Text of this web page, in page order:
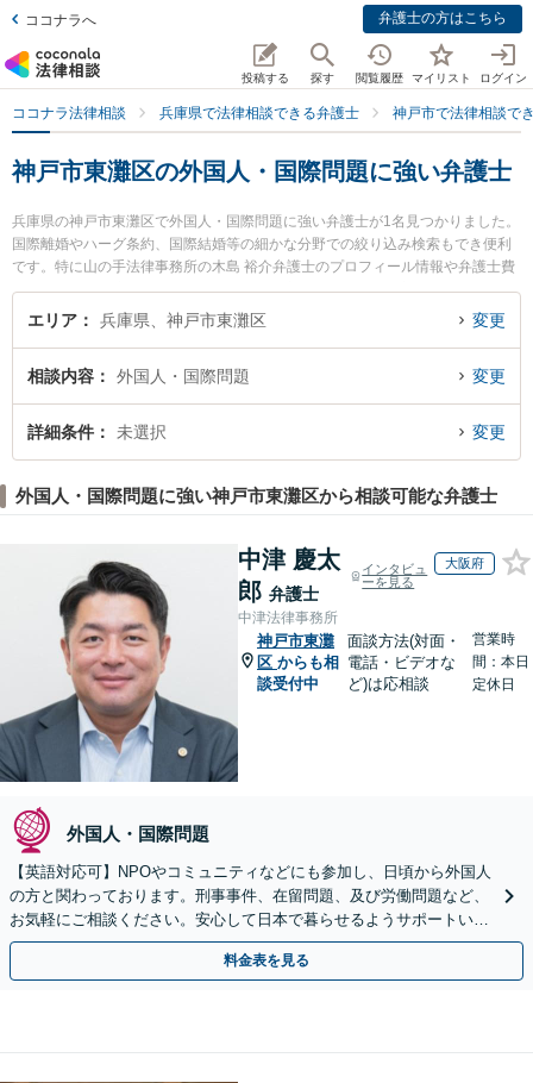
ココナラへ 弁護士の方はこちら
投稿する 探す 閲覧履歴 マイリスト ログイン
ココナラ法律相談 兵庫県で法律相談できる弁護士 神戸市で法律相談で
神戸市東灘区の外国人・国際問題に強い弁護士
兵庫県の神戸市東灘区で外国人・国際問題に強い弁護士が1名見つかりました。
国際離婚やハーグ条約、国際結婚等の細かな分野での絞り込み検索もでき便利
です。特に山の手法律事務所の木島 裕介弁護士のプロフィール情報や弁護士費
用、強みなどが注目されています。『神戸市東灘区で土日や夜間に発生した外
国人・国際問題のトラブルを今すぐに弁護士に相談したい』『外国人・国際問
い』などでお困りの相談者さんにおすすめです。
エリア 兵庫県、神戸市東灘区 変更
相談内容 外国人・国際問題 変更
詳細条件 未選択 変更
外国人・国際問題に強い神戸市東灘区から相談可能な弁護士
中津 慶太
郎 弁護士
インタビュ
ーを見る
大阪府
中津法律事務所
神戸市東灘
区 からも相
談受付中
面談方法(対面・
電話・ビデオな
ど)は応相談
営業時
間：本日
定休日
外国人・国際問題
【英語対応可】NPOやコミュニティなどにも参加し、日頃から外国人
の方と関わっております。刑事事件、在留問題、及び労働問題など、
お気軽にご相談ください。安心して日本で暮らせるようサポートいた
します【夜間・休日相談OK】【北浜駅2分】
料金表を見る